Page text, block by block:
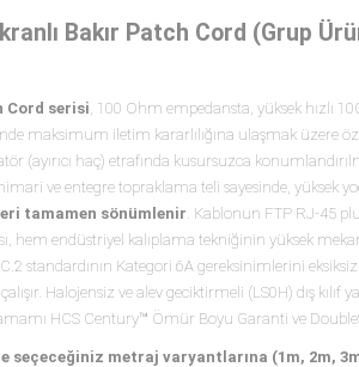
Bakır Patch Cord (Grup
Cord serisi, 100 Ohm empedansta, yüksek hızlı
maksimum iletim kararlılığına ulaşmak üzere
(ayırıcı haç) etrafında kusursuzca
ve entegre topraklama teli sayesinde, yüksek
tamamen sönümlenir. Kablonun FTP RJ-45
hem endüstriyel kalıplama tekniğinin yüksek
standardının Kategori 6A gereksinimlerini
Halojensiz ve alev geciktirmeli (LS0H) dış kılıf
HCS Century™ Ömür Boyu Garanti ve
metraj varyantlarına (1m, 2m,